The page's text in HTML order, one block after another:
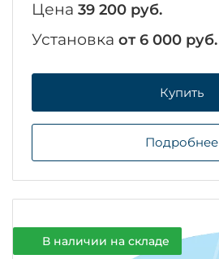
Цена 39 200 руб.
Установка от 6 000 руб.
Купить
Подробнее
В наличии на складе